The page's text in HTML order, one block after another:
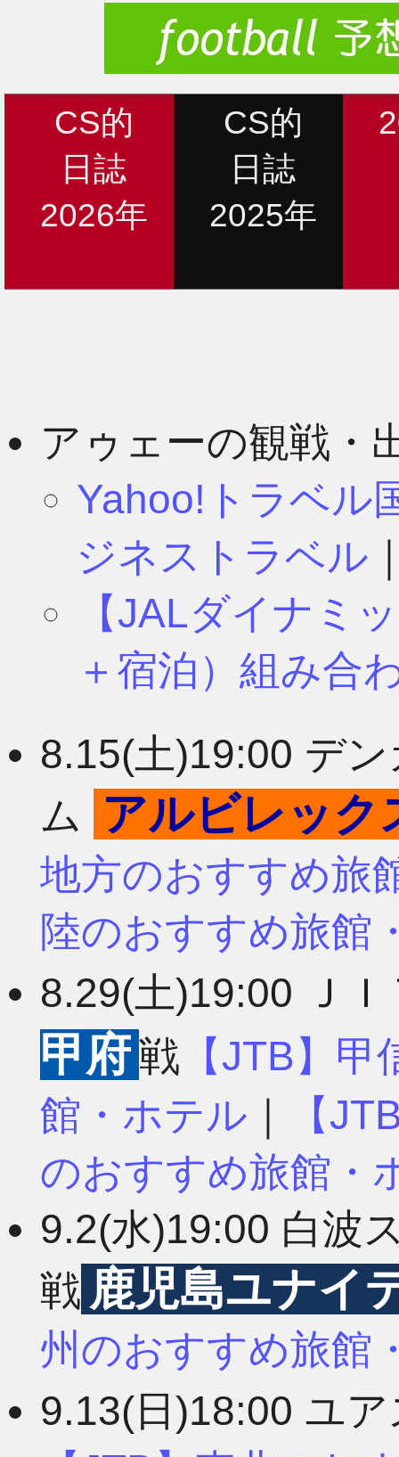
CS的
日誌
2026年
8月
7月
6月
4月
3月
2月
1月
CS的
日誌
2025年
11月
10月
9月
7月
6月
5月
4月
3月
2月
1月
アゥェーの観戦・
Yahoo!トラベル
ジネストラベル
【JALダイナミ
＋宿泊）組み合
8.15(土)19:00 デ
ム
アルビレック
地方のおすすめ旅
陸のおすすめ旅館
8.29(土)19:00 Ｊ
甲府戦 【JTB】
館・ホテル
【
のおすすめ旅館・
9.2(水)19:00 白波
戦 鹿児島ユナイ
州のおすすめ旅館
9.13(日)18:00 ユ